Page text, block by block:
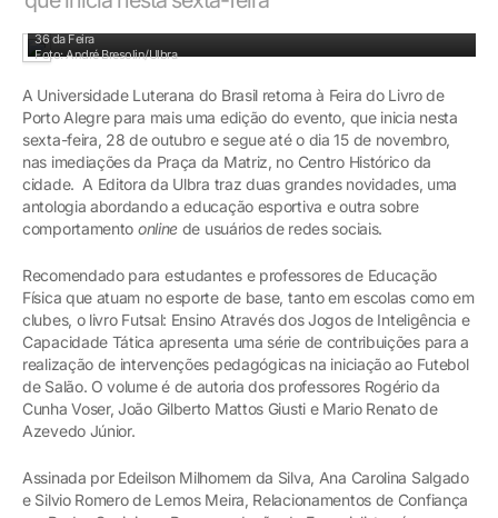
36 da Feira
Foto: André Bresolin/Ulbra
A Universidade Luterana do Brasil retorna à Feira do Livro de
Porto Alegre para mais uma edição do evento, que inicia nesta
sexta-feira, 28 de outubro e segue até o dia 15 de novembro,
nas imediações da Praça da Matriz, no Centro Histórico da
cidade. A Editora da Ulbra traz duas grandes novidades, uma
antologia abordando a educação esportiva e outra sobre
comportamento online de usuários de redes sociais.
Recomendado para estudantes e professores de Educação
Física que atuam no esporte de base, tanto em escolas como em
clubes, o livro Futsal: Ensino Através dos Jogos de Inteligência e
Capacidade Tática apresenta uma série de contribuições para a
realização de intervenções pedagógicas na iniciação ao Futebol
de Salão. O volume é de autoria dos professores Rogério da
Cunha Voser, João Gilberto Mattos Giusti e Mario Renato de
Azevedo Júnior.
Assinada por Edeilson Milhomem da Silva, Ana Carolina Salgado
e Silvio Romero de Lemos Meira, Relacionamentos de Confiança